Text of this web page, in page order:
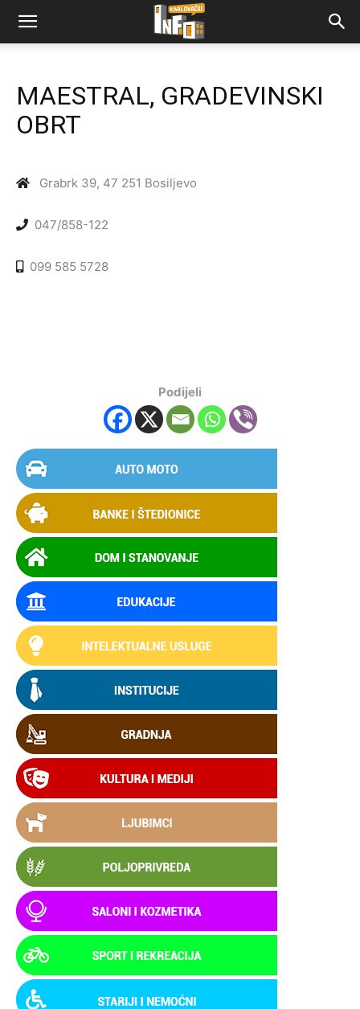
MAESTRAL, GRADEVINSKI
OBRT
Grabrk 39, 47 251 Bosiljevo
047/858-122
099 585 5728
Podijeli